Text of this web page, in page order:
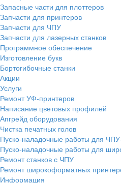
Запасные части для плоттеров
Запчасти для принтеров
Запчасти для ЧПУ
Запчасти для лазерных станков
Программное обеспечение
Изготовление букв
Бортогибочные станки
Акции
Услуги
Ремонт УФ-принтеров
Написание цветовых профилей
Апгрейд оборудования
Чистка печатных голов
Пуско-наладочные работы для
Пуско-наладочные работы для
Ремонт станков с ЧПУ
Ремонт широкоформатных
Информация